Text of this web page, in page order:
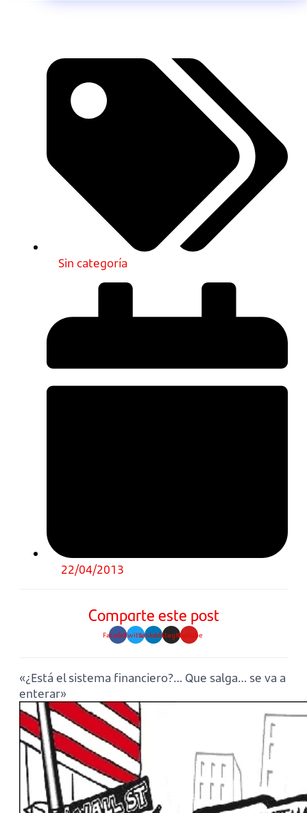
Sin categoría
22/04/2013
Comparte este post
FacebookTwitterLinkedinInstagramYoutube
«¿Está el sistema financiero?… Que salga… se va a
enterar»